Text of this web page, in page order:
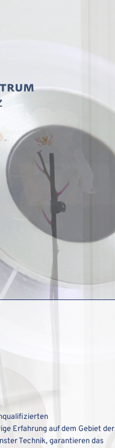
Erfahrung auf dem Gebiet der
Technik, garantieren das